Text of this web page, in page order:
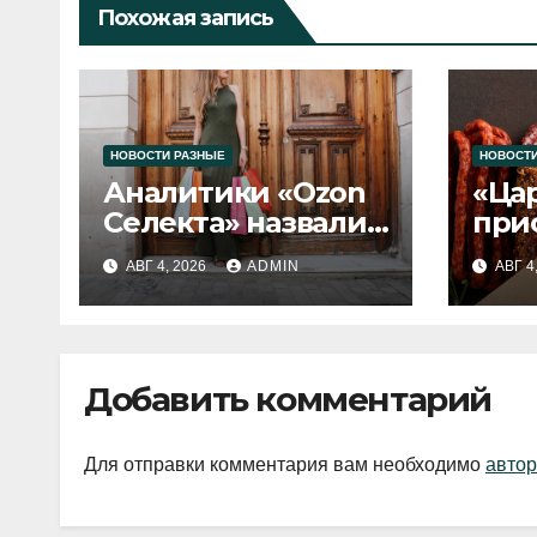
Похожая запись
НОВОСТИ РАЗНЫЕ
Аналитики «Ozon
Селекта» назвали
fashion-тренды
2026 года
АВГ 4, 2026 ADMIN АВГ
Добавить комментарий
Для отправки комментария вам необходимо